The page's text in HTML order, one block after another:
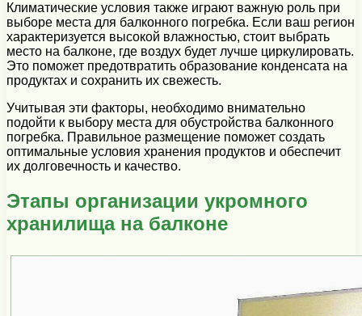
Климатические условия также играют важную роль при
выборе места для балконного погребка. Если ваш регион
характеризуется высокой влажностью, стоит выбрать
место на балконе, где воздух будет лучше циркулировать.
Это поможет предотвратить образование конденсата на
продуктах и сохранить их свежесть.
Учитывая эти факторы, необходимо внимательно
подойти к выбору места для обустройства балконного
погребка. Правильное размещение поможет создать
оптимальные условия хранения продуктов и обеспечит
их долговечность и качество.
Этапы организации укромного
хранилища на балконе